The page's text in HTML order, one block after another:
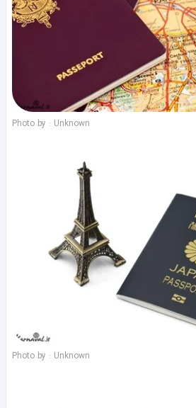
Photo by : Unknown
Photo by : Unknown